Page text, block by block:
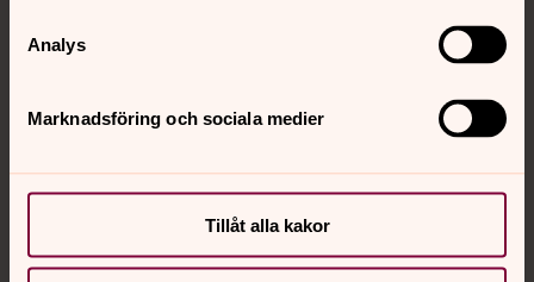
Analys
Marknadsföring och sociala medier
Tillåt alla kakor
Hitta snabbt
Sociala kanaler